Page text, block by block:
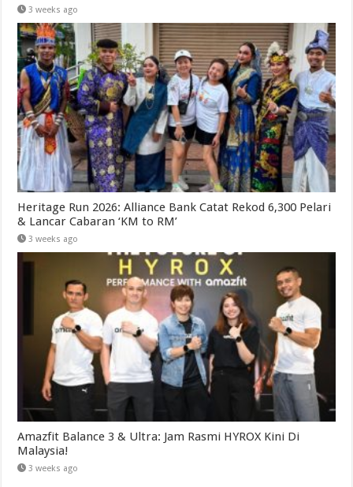
3 weeks ago
Heritage Run 2026: Alliance Bank Catat Rekod 6,300 Pelari
& Lancar Cabaran ‘KM to RM’
3 weeks ago
Amazfit Balance 3 & Ultra: Jam Rasmi HYROX Kini Di
Malaysia!
3 weeks ago